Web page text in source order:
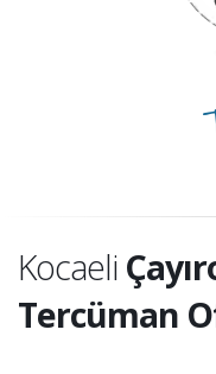
Kocaeli
Tercüman